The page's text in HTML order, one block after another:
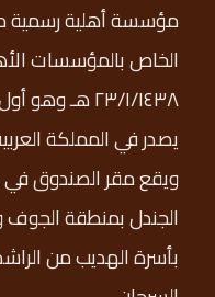
مؤسسة أهلية رسمية
٢٣/١/١٤٣٨ هـ
يصدر في المملكة
ويقع مقر الصندوق
الجندل بمنطقة
بأسرة الهديب من